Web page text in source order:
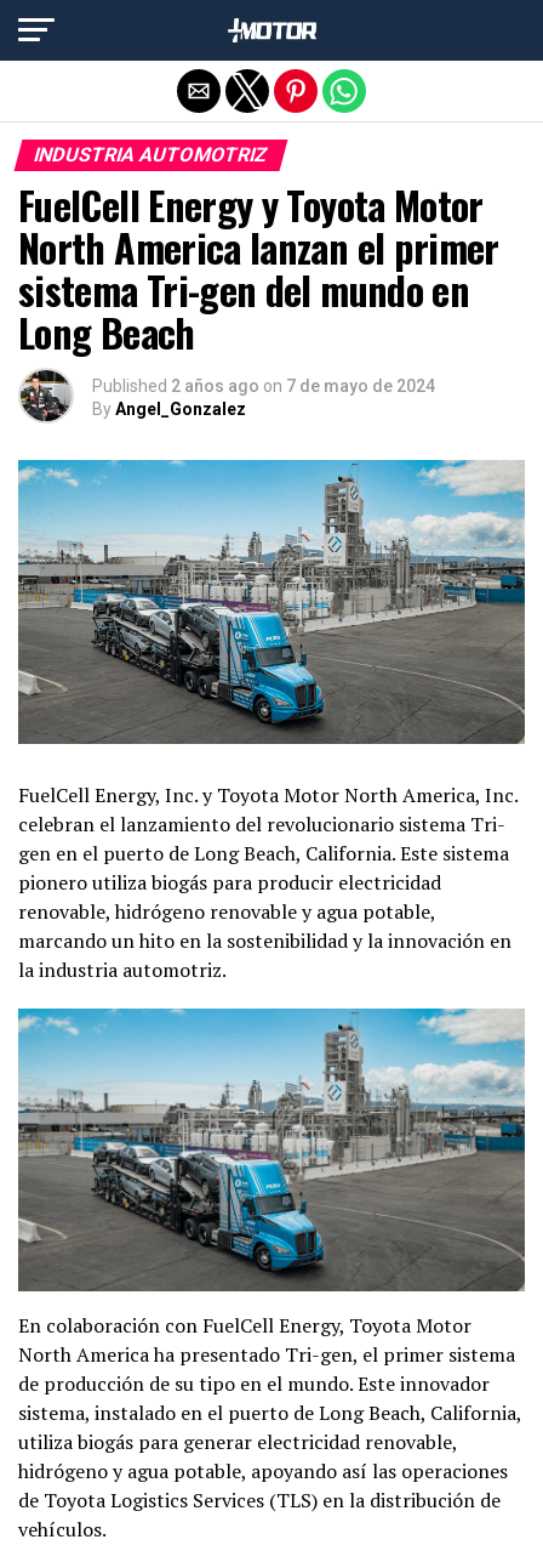
INDUSTRIA AUTOMOTRIZ
FuelCell Energy y Toyota Motor
North America lanzan el primer
sistema Tri-gen del mundo en
Long Beach
Published 2 años ago on 7 de mayo de 2024
ByAngel_Gonzalez
FuelCell Energy, Inc. y Toyota Motor North America, Inc.
celebran el lanzamiento del revolucionario sistema Tri-
gen en el puerto de Long Beach, California. Este sistema
pionero utiliza biogás para producir electricidad
renovable, hidrógeno renovable y agua potable,
marcando un hito en la sostenibilidad y la innovación en
la industria automotriz.
En colaboración con FuelCell Energy, Toyota Motor
North America ha presentado Tri-gen, el primer sistema
de producción de su tipo en el mundo. Este innovador
sistema, instalado en el puerto de Long Beach, California,
utiliza biogás para generar electricidad renovable,
hidrógeno y agua potable, apoyando así las operaciones
de Toyota Logistics Services (TLS) en la distribución de
vehículos.
Salir de la versión móvil